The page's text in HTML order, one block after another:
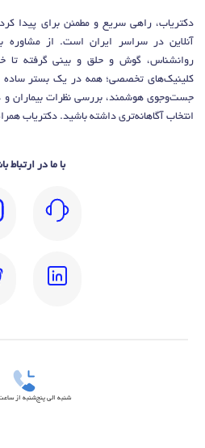
دکتریاب، راهی سریع و مطمئن برای پیدا
آنلاین در سراسر ایران است. از
روانشناس، گوش و حلق و بینی گرفته تا
کلینیک‌های تخصصی؛ همه در یک بستر ساده و
جست‌وجوی هوشمند، بررسی نظرات بیماران و
انتخاب آگاهانه‌تری داشته باشید. دکتریاب
با ما در ارتباط
شنبه الی پنج‌شنبه از ساعت 9